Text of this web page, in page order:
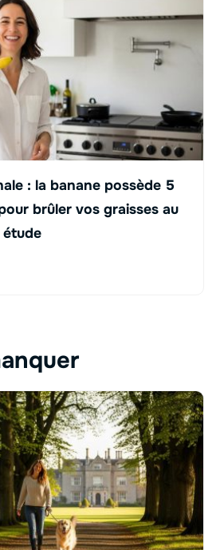
: la banane possède 5
brûler vos graisses au
étude